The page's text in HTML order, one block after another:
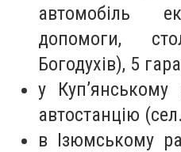
автомобіль
допомоги,
Богодухів), 5
у
автостанцію
в Ізюмському